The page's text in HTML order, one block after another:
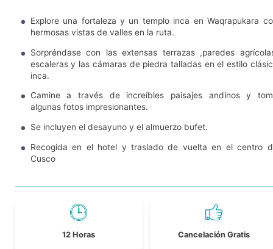
Explore una fortaleza y un templo inca en Waqrapukara
hermosas vistas de valles en la ruta.
Sorpréndase con las extensas terrazas ,paredes
escaleras y las cámaras de piedra talladas en el estilo
inca.
Camine a través de increíbles paisajes andinos y
algunas fotos impresionantes.
Se incluyen el desayuno y el almuerzo bufet.
Recogida en el hotel y traslado de vuelta en el centro
Cusco
12 Horas Cancelación Gratis